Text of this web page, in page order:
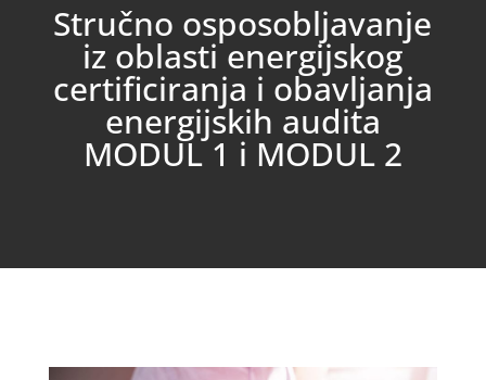
Stručno osposobljavanje
iz oblasti energijskog
certificiranja i obavljanja
energijskih audita
MODUL 1 i MODUL 2